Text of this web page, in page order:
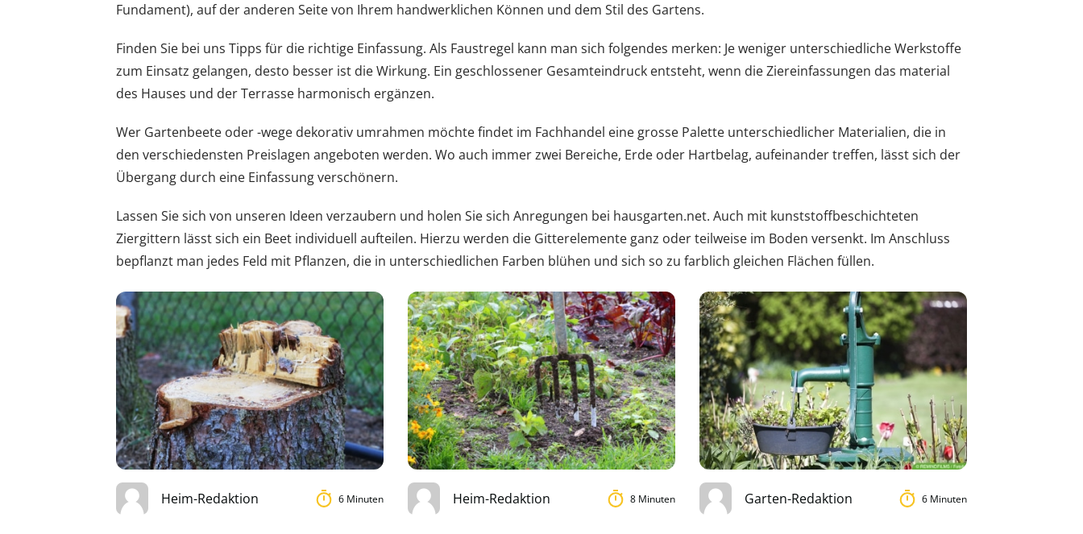
Fundament), auf der anderen Seite von Ihrem handwerklichen Können und dem Stil des Gartens.
Finden Sie bei uns Tipps für die richtige Einfassung. Als Faustregel kann man sich folgendes merken: Je weniger unterschiedliche Werkstoffe
zum Einsatz gelangen, desto besser ist die Wirkung. Ein geschlossener Gesamteindruck entsteht, wenn die Ziereinfassungen das material
des Hauses und der Terrasse harmonisch ergänzen.
Wer Gartenbeete oder -wege dekorativ umrahmen möchte findet im Fachhandel eine grosse Palette unterschiedlicher Materialien, die in
den verschiedensten Preislagen angeboten werden. Wo auch immer zwei Bereiche, Erde oder Hartbelag, aufeinander treffen, lässt sich der
Übergang durch eine Einfassung verschönern.
Lassen Sie sich von unseren Ideen verzaubern und holen Sie sich Anregungen bei hausgarten.net. Auch mit kunststoffbeschichteten
Ziergittern lässt sich ein Beet individuell aufteilen. Hierzu werden die Gitterelemente ganz oder teilweise im Boden versenkt. Im Anschluss
bepflanzt man jedes Feld mit Pflanzen, die in unterschiedlichen Farben blühen und sich so zu farblich gleichen Flächen füllen.
Heim-Redaktion 6 Minuten Heim-Redaktion 8 Minuten Garten-Redaktion 6 Minuten